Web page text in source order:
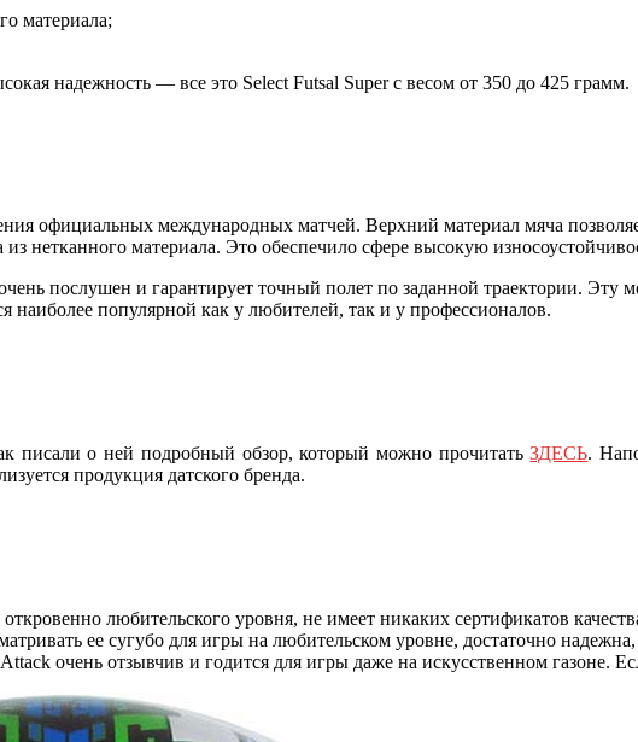
материала;
надежность — все это Select Futsal Super с весом от 350 до 425 грамм.
официальных международных матчей. Верхний материал мяча
нетканного материала. Это обеспечило сфере высокую
послушен и гарантирует точный полет по заданной траектории. Эту
наиболее популярной как у любителей, так и у профессионалов.
писали о ней подробный обзор, который можно прочитатьЗДЕСЬ.
продукция датского бренда.
любительского уровня, не имеет никаких сертификатов
ее сугубо для игры на любительском уровне, достаточно
очень отзывчив и годится для игры даже на искусственном газоне.